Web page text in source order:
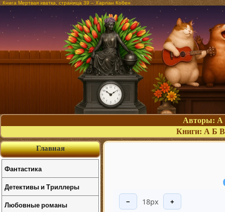
Книга Мертвая хватка, страница 39 – Харлан Кобен
Авторы: А
Книги: А Б В
− 18px +
Главная
Фантастика
Детективы и Триллеры
Любовные романы